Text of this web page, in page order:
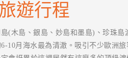
遊行程
島(木島、銀島、妙島和墨島)、珍珠
10月海水最為清澈。吸引不少歐洲